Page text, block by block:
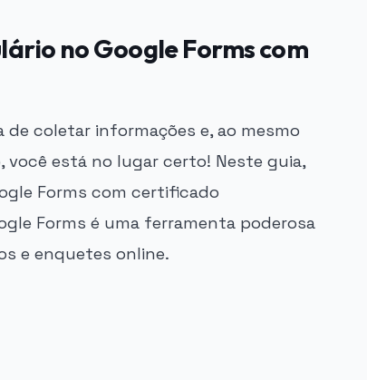
no Google Forms com
coletar informações e, ao mesmo
está no lugar certo! Neste guia,
Forms com certificado
Forms é uma ferramenta poderosa
e enquetes online.